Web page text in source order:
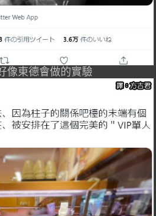
像東德會做的實驗